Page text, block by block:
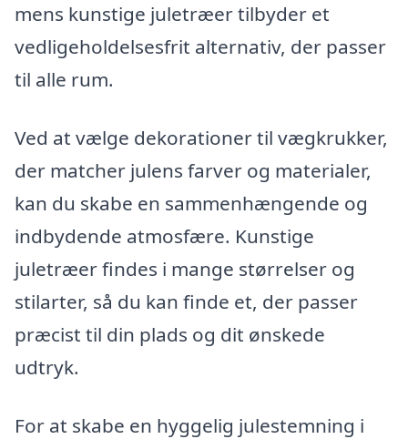
mens kunstige juletræer tilbyder et
vedligeholdelsesfrit alternativ, der passer
til alle rum.
Ved at vælge dekorationer til vægkrukker,
der matcher julens farver og materialer,
kan du skabe en sammenhængende og
indbydende atmosfære. Kunstige
juletræer findes i mange størrelser og
stilarter, så du kan finde et, der passer
præcist til din plads og dit ønskede
udtryk.
For at skabe en hyggelig julestemning i